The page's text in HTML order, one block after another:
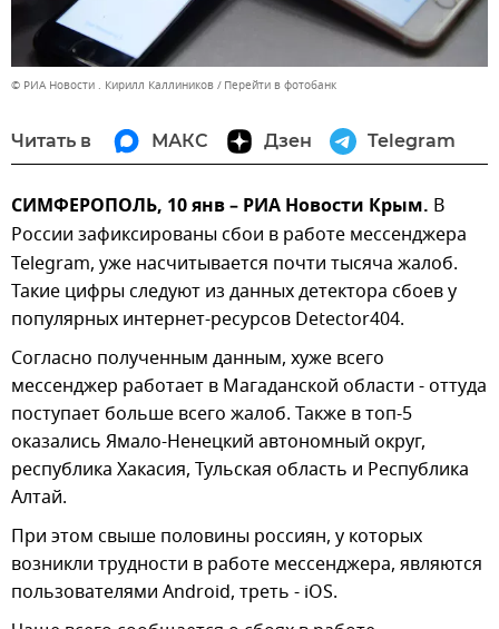
© РИА Новости . Кирилл Каллиников Перейти в фотобанк
Читать в МАКС Дзен Telegram
СИМФЕРОПОЛЬ, 10 янв – РИА Новости Крым. В
России зафиксированы сбои в работе мессенджера
Telegram, уже насчитывается почти тысяча жалоб.
Такие цифры следуют из данных детектора сбоев у
популярных интернет-ресурсов Detector404.
Согласно полученным данным, хуже всего
мессенджер работает в Магаданской области - оттуда
поступает больше всего жалоб. Также в топ-5
оказались Ямало-Ненецкий автономный округ,
республика Хакасия, Тульская область и Республика
Алтай.
При этом свыше половины россиян, у которых
возникли трудности в работе мессенджера, являются
пользователями Android, треть - iOS.